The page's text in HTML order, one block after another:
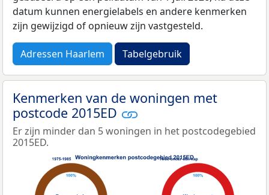
datum kunnen energielabels en andere kenmerken
zijn gewijzigd of opnieuw zijn vastgesteld.
Adressen Haarlem Tabelgebruik
Kenmerken van de woningen met
postcode 2015ED
Er zijn minder dan 5 woningen in het postcodegebied
2015ED.